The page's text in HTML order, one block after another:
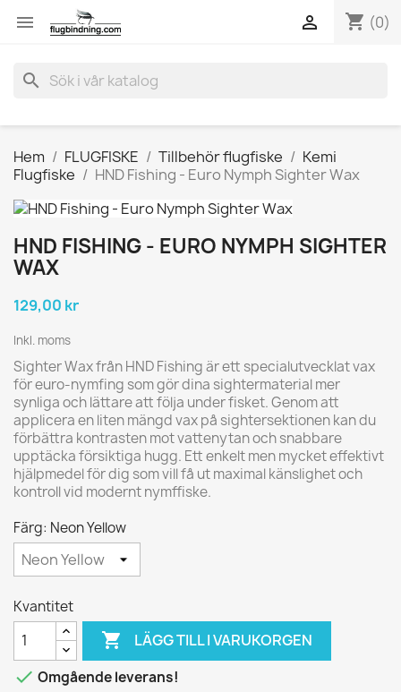
 shopping_cart (0)

search
Hem FLUGFISKE Tillbehör flugfiske
Kemi
Flugfiske
HND Fishing - Euro Nymph Sighter Wax
HND FISHING - EURO NYMPH SIGHTER
WAX
129,00 kr
Inkl. moms
Sighter Wax från HND Fishing är ett specialutvecklat vax
för euro-nymfing som gör dina sightermaterial mer
synliga och lättare att följa under fisket. Genom att
applicera en liten mängd vax på sightersektionen kan du
förbättra kontrasten mot vattenytan och snabbare
upptäcka försiktiga hugg. Ett enkelt men mycket effektivt
hjälpmedel för dig som vill få ut maximal känslighet och
kontroll vid modernt nymffiske.
Färg: Neon Yellow
Kvantitet
 LÄGG TILL I VARUKORGEN
 Omgående leverans!